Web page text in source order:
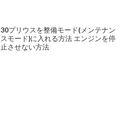
30プリウスを整備モード(メンテナン
スモード)に入れる方法 エンジンを停
止させない方法